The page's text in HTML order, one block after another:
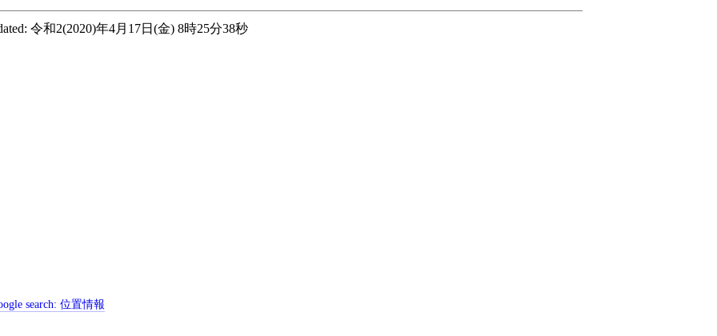
令和2(2020)年4月17日(金) 8時25分38秒
search:位置情報